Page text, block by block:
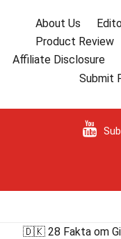
About Us
Product Review
Affiliate Disclosure
Submit
🇩🇰 28 Fakta om